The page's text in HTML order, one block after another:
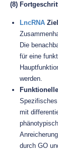
(8)
LncRNA
Die
für eine
werden.
mit
durch GO